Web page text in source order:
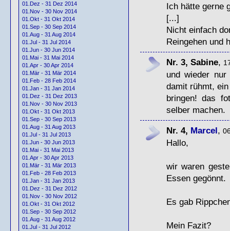
01.Dez - 31 Dez 2014
01.Nov - 30 Nov 2014
01.Okt - 31 Okt 2014
01.Sep - 30 Sep 2014
01.Aug - 31 Aug 2014
01.Jul - 31 Jul 2014
01.Jun - 30 Jun 2014
01.Mai - 31 Mai 2014
01.Apr - 30 Apr 2014
01.Mär - 31 Mär 2014
01.Feb - 28 Feb 2014
01.Jan - 31 Jan 2014
01.Dez - 31 Dez 2013
01.Nov - 30 Nov 2013
01.Okt - 31 Okt 2013
01.Sep - 30 Sep 2013
01.Aug - 31 Aug 2013
01.Jul - 31 Jul 2013
01.Jun - 30 Jun 2013
01.Mai - 31 Mai 2013
01.Apr - 30 Apr 2013
01.Mär - 31 Mär 2013
01.Feb - 28 Feb 2013
01.Jan - 31 Jan 2013
01.Dez - 31 Dez 2012
01.Nov - 30 Nov 2012
01.Okt - 31 Okt 2012
01.Sep - 30 Sep 2012
01.Aug - 31 Aug 2012
01.Jul - 31 Jul 2012
Ich hätte gerne
[...]
Nicht einfach
Reingehen und
Nr. 3, Sabine,
und wieder
damit rühmt,
bringen! das
selber machen.
Nr. 4, Marcel,
Hallo,
wir waren
Essen gegönnt.
Es gab
Mein Fazit?